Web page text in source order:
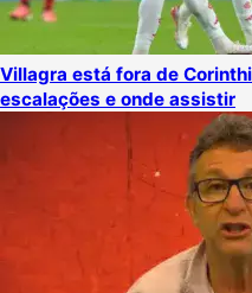
Villagra está fora de
escalações e onde assistir